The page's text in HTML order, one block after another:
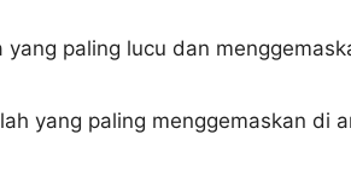
yang paling lucu dan
yang paling menggemaskan di